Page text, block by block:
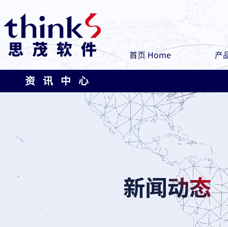
首页 Home 产
资 讯 中 心